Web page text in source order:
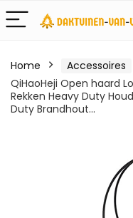
Home Accessoires
QiHaoHeji Open haard
Rekken Heavy Duty
Duty Brandhout…